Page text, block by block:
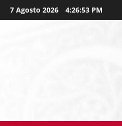
7 Agosto 2026 4:26:54 PM